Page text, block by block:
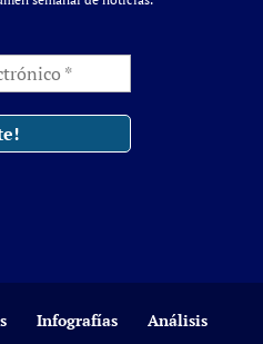
Infografías Análisis